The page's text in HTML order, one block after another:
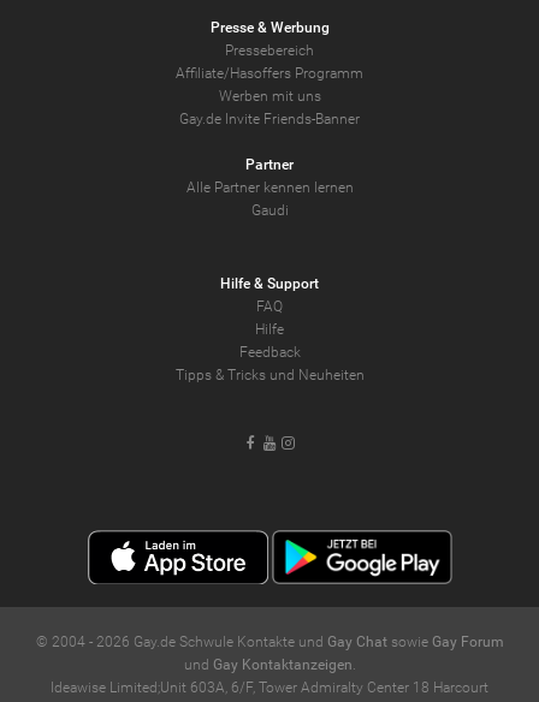
Presse & Werbung
Pressebereich
Affiliate/Hasoffers Programm
Werben mit uns
Gay.de Invite Friends-Banner
Partner
Alle Partner kennen lernen
Gaudi
Hilfe & Support
FAQ
Hilfe
Feedback
Tipps & Tricks und Neuheiten
Facebook
YoutubeInstagram
© 2004 - 2026 Gay.de Schwule Kontakte und Gay Chatsowie Gay Forum
und Gay Kontaktanzeigen.
Ideawise Limited;Unit 603A, 6/F, Tower Admiralty Center 18 Harcourt